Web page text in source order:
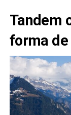
Tandem
forma